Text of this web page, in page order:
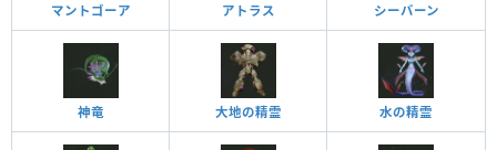
マントゴーア アトラス シーバーン
神竜 大地の精霊 水の精霊